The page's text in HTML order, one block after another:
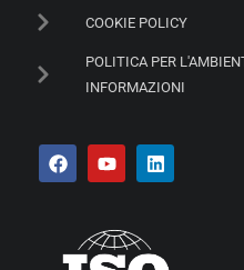
COOKIE POLICY
POLITICA PER
INFORMAZIONI